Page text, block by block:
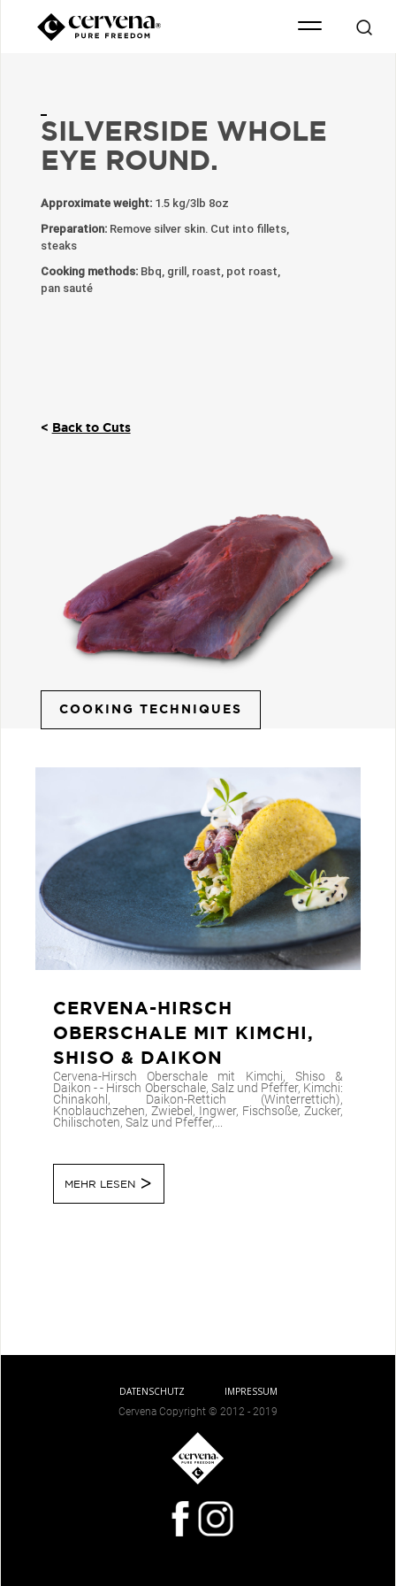
SILVERSIDE WHOLE
EYE ROUND.
Approximate weight:1.5 kg/3lb 8oz
Preparation:Remove silver skin. Cut into fillets,
steaks
Cooking methods:Bbq, grill, roast, pot roast,
pan sauté
< Back to Cuts
COOKING TECHNIQUES
CERVENA-HIRSCH
OBERSCHALE MIT KIMCHI,
SHISO & DAIKON
Cervena-Hirsch Oberschale mit Kimchi, Shiso &
Daikon - - Hirsch Oberschale, Salz und Pfeffer, Kimchi:
Chinakohl, Daikon-Rettich (Winterrettich),
Knoblauchzehen, Zwiebel, Ingwer, Fischsoße, Zucker,
Chilischoten, Salz und Pfeffer,...
MEHR LESEN
DATENSCHUTZ
IMPRESSUM
Cervena Copyright © 2012 - 2019